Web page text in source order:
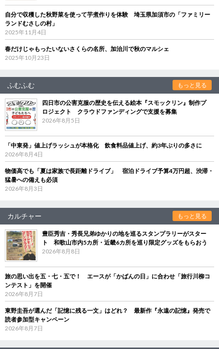
自分で収穫した秋野菜を使って芋煮作りを体験 埼玉県加須市の「ファミリー
ランドむさしの村」
2025年11月4日
春だけじゃもったいないさくらの名所、加治川で秋のマルシェ
2025年10月23日
ふむふむ もっと見る
四日市の公害克服の歴史を伝える絵本『スモックリン』制作プ
ロジェクト クラウドファンディングで支援を募集
2026年8月5日
「中東発」値上げラッシュが本格化 飲食料品値上げ、約3年ぶりの多さに
2026年8月4日
物価高でも「夏は家族で長距離ドライブ」 宿泊ドライブ予算4万円超、渋滞・
猛暑への備えも必須
2026年8月3日
カルチャー もっと見る
豊臣秀吉・秀長兄弟ゆかりの地を巡るスタンプラリーがスター
ト 和歌山市内5カ所・近畿6カ所を巡り限定グッズをもらおう
2026年8月8日
旅の思い出を五・七・五で！ エースが「かばんの日」に合わせ「旅行川柳コ
ンテスト」を開催
2026年8月7日
東野圭吾が選んだ「記憶に残る一文」はどれ？ 最新作『永遠の記憶』発売で
読者参加型キャンペーン
2026年8月7日